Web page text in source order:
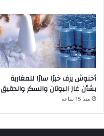
أخنوش يزف خبرًا سارًا للمغاربة
بشأن غاز البوتان والسكر والدقيق
منذ 15 ساعة